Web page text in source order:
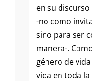
en su
-no como
sino para ser
manera-.
género de
vida en toda